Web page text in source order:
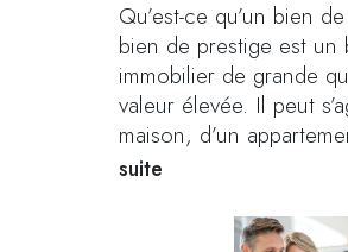
Qu’est-ce qu’un bien
bien de prestige est un
immobilier de grande
valeur élevée. Il peut
maison, d’un
suite